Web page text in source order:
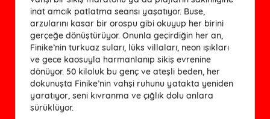
inat amcık patlatma seansı yaşatıyor. Buse,
arzularını kasar bir orospu gibi okuyup her birini
gerçeğe dönüştürüyor. Onunla geçirdiğin her an,
Finike’nin turkuaz suları, lüks villaları, neon ışıkları
ve gece kaosuyla harmanlanıp sikiş evrenine
dönüyor. 50 kiloluk bu genç ve ateşli beden, her
dokunuşta Finike’nin vahşi ruhunu yatakta yeniden
yaratıyor, seni kıvranma ve çığlık dolu anlara
sürüklüyor.